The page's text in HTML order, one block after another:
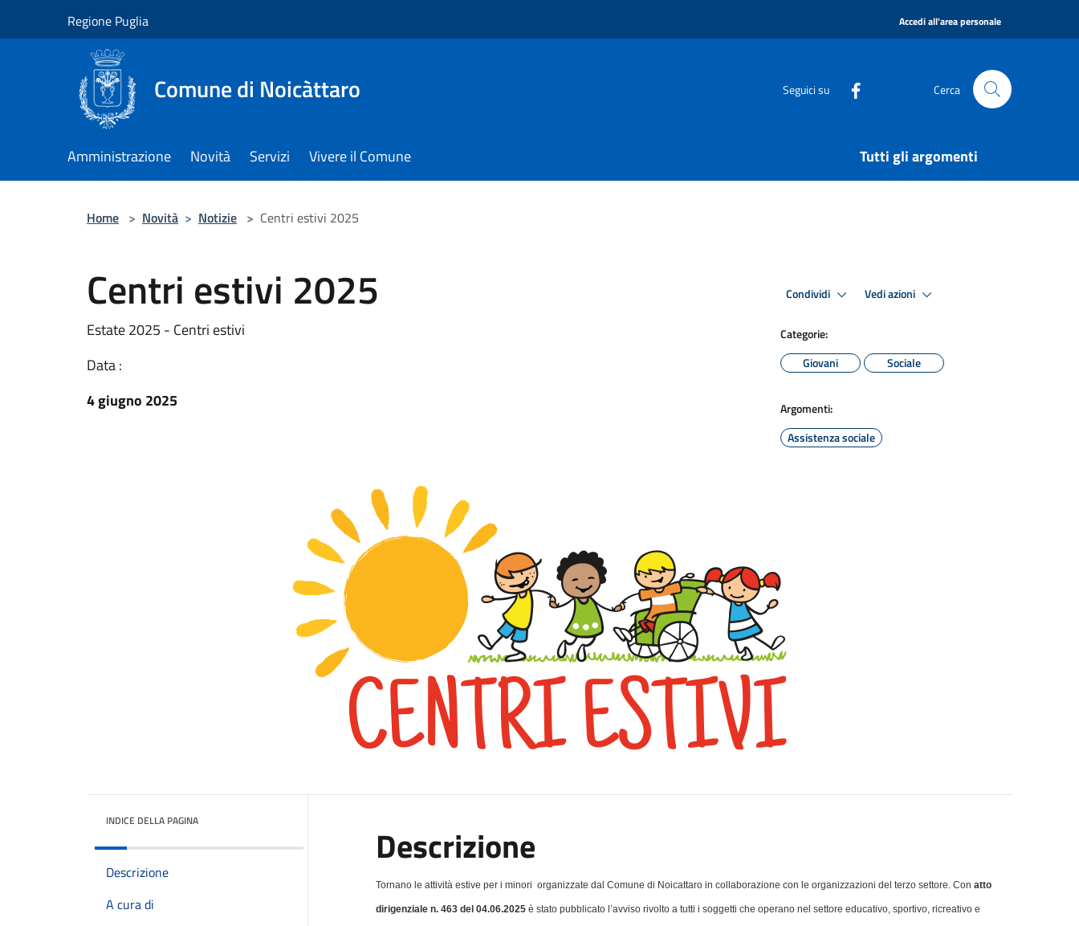
Regione Puglia Accedi all'area personale
Comune di Noicàttaro Seguici su Cerca
Amministrazione Novità Servizi Vivere il Comune Tutti gli argomenti
Home > Novità > Notizie > Centri estivi 2025
Centri estivi 2025
Estate 2025 - Centri estivi
Data :
4 giugno 2025
Condividi Vedi azioni
Categorie:
Giovani
Sociale
Argomenti:
Assistenza sociale
INDICE DELLA PAGINA
Descrizione
A cura di
Descrizione
Tornano le attività estive per i minori organizzate dal Comune di Noicattaro in collaborazione con le organizzazioni del terzo settore. Con atto
dirigenziale n. 463 del 04.06.2025è stato pubblicato l’avviso rivolto a tutti i soggetti che operano nel settore educativo, sportivo, ricreativo e